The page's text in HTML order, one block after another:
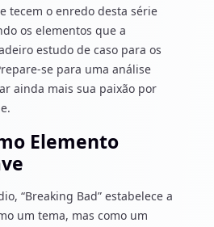
tecem o enredo desta série
os elementos que a
estudo de caso para os
se para uma análise
ainda mais sua paixão por
Elemento
“Breaking Bad” estabelece a
um tema, mas como um